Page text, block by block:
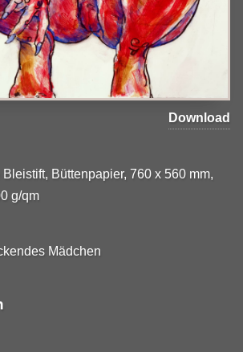
Download
Büttenpapier, 760 x 560 mm,
g/qm
Mädchen